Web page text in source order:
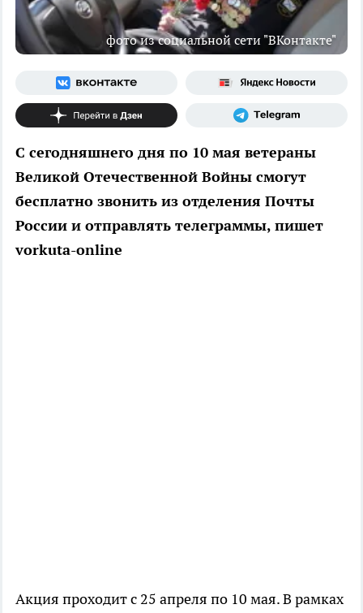
фото из социальной сети "ВКонтакте"
С сегодняшнего дня по 10 мая ветераны
Великой Отечественной Войны смогут
бесплатно звонить из отделения Почты
России и отправлять телеграммы, пишет
vorkuta-online
Акция проходит с 25 апреля по 10 мая. В рамках